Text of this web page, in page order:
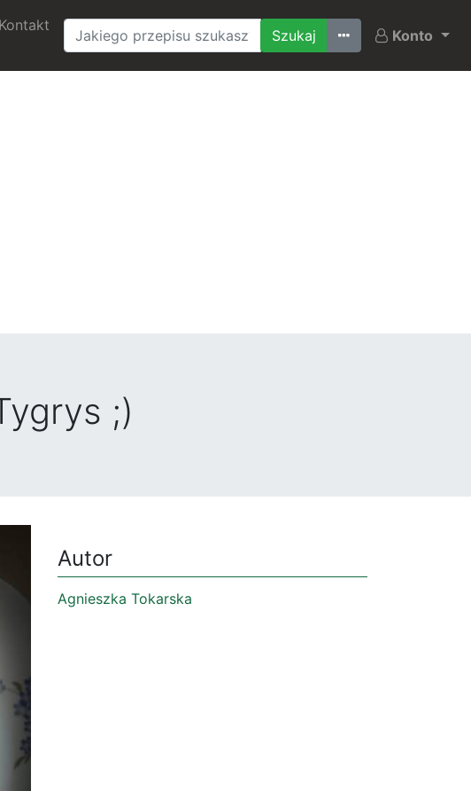
Kontakt
Ostatnio szukane
Konto
;)
Autor
Agnieszka Tokarska